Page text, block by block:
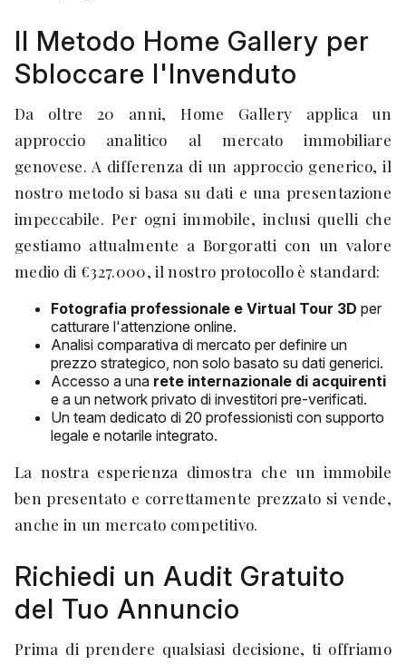
Il Metodo Home Gallery per
Sbloccare l'Invenduto
Da oltre 20 anni, Home Gallery applica un
approccio analitico al mercato immobiliare
genovese. A differenza di un approccio generico, il
nostro metodo si basa su dati e una presentazione
impeccabile. Per ogni immobile, inclusi quelli che
gestiamo attualmente a Borgoratti con un valore
medio di €327.000, il nostro protocollo è standard:
Fotografia professionale e Virtual Tour 3D per
catturare l'attenzione online.
Analisi comparativa di mercato per definire un
prezzo strategico, non solo basato su dati generici.
Accesso a una rete internazionale di acquirenti
e a un network privato di investitori pre-verificati.
Un team dedicato di 20 professionisti con supporto
legale e notarile integrato.
La nostra esperienza dimostra che un immobile
ben presentato e correttamente prezzato si vende,
anche in un mercato competitivo.
Richiedi un Audit Gratuito
del Tuo Annuncio
Prima di prendere qualsiasi decisione, ti offriamo